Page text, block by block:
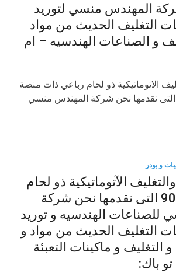
المهندس منسي لتوريد
التغليف الحديث من مواد
و الصناعات الهندسيه – ام
الاتوماتيكية ذو لحام رباعي ذات منصة
عالية موديل 905A التى نقدمها نحن شركة المهندس منسي
و بودر
الآتوماتيكية ذو لحام
ثلاثي موديل 905 التى نقدمها نحن شركة
للصناعات الهندسيه و توريد
التغليف الحديث من مواد و
التغليف و ماكينات التعبئة
باك: